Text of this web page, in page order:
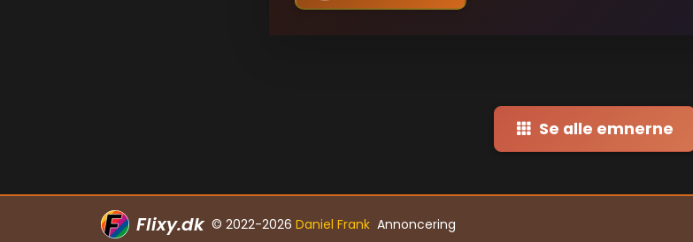
Se alle emnerne
Flixy.dk © 2022-2026 Daniel Frank Annoncering